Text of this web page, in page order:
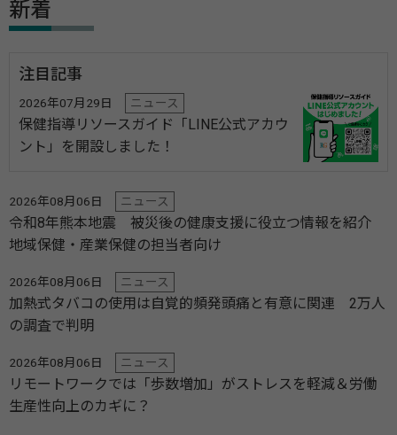
新着
注目記事
2026年07月29日 ニュース
保健指導リソースガイド「LINE公式アカウ
ント」を開設しました！
2026年08月06日 ニュース
令和8年熊本地震 被災後の健康支援に役立つ情報を紹介
地域保健・産業保健の担当者向け
2026年08月06日 ニュース
加熱式タバコの使用は自覚的頻発頭痛と有意に関連 2万人
の調査で判明
2026年08月06日 ニュース
リモートワークでは「歩数増加」がストレスを軽減＆労働
生産性向上のカギに？